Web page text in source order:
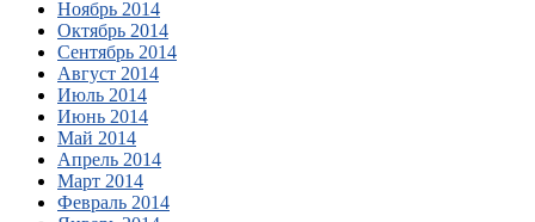
Ноябрь 2014
Октябрь 2014
Сентябрь 2014
Август 2014
Июль 2014
Июнь 2014
Май 2014
Апрель 2014
Март 2014
Февраль 2014